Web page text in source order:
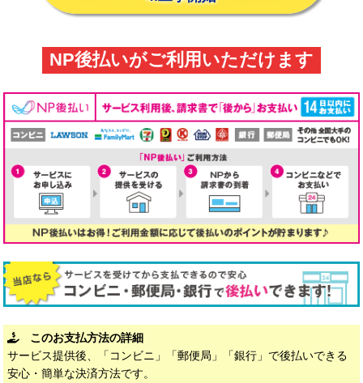
NP後払いがご利用いただけます
このお支払方法の詳細
サービス提供後、「コンビニ」「郵便局」「銀行」で後払いできる
安心・簡単な決済方法です。